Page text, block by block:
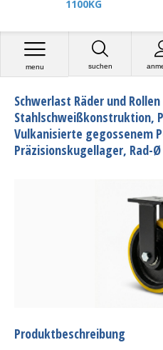
suchen
menu
Schwerlast Räder und
Stahlschweißkonstruktion,
Vulkanisierte gegossenem
Präzisionskugellager, Rad-Ø
Produktbeschreibung
1100KG